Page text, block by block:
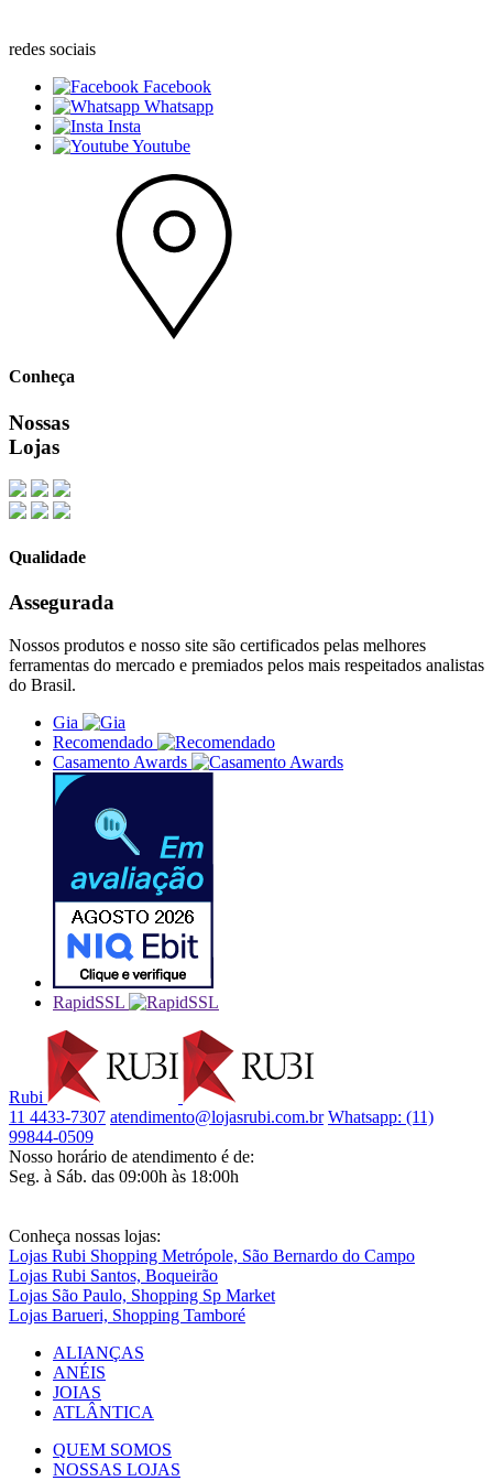
redes sociais
Facebook
Whatsapp
Insta
Youtube
Conheça
Nossas
Lojas
Qualidade
Assegurada
Nossos produtos e nosso site são certificados pelas melhores
ferramentas do mercado e premiados pelos mais respeitados analistas
do Brasil.
Gia
Recomendado
Casamento Awards
RapidSSL
Rubi
11 4433-7307 atendimento@lojasrubi.com.br Whatsapp: (11)
99844-0509
Nosso horário de atendimento é de:
Seg. à Sáb. das 09:00h às 18:00h
Conheça nossas lojas:
Lojas Rubi Shopping Metrópole, São Bernardo do Campo
Lojas Rubi Santos, Boqueirão
Lojas São Paulo, Shopping Sp Market
Lojas Barueri, Shopping Tamboré
ALIANÇAS
ANÉIS
JOIAS
ATLÂNTICA
QUEM SOMOS
NOSSAS LOJAS